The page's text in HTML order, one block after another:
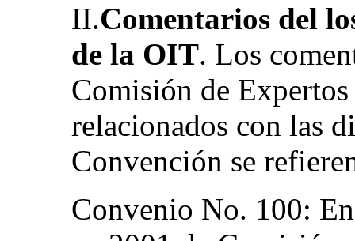
II.Comentarios del
de la OIT. Los
Comisión de
relacionados con las
Convención se
Convenio No. 100: